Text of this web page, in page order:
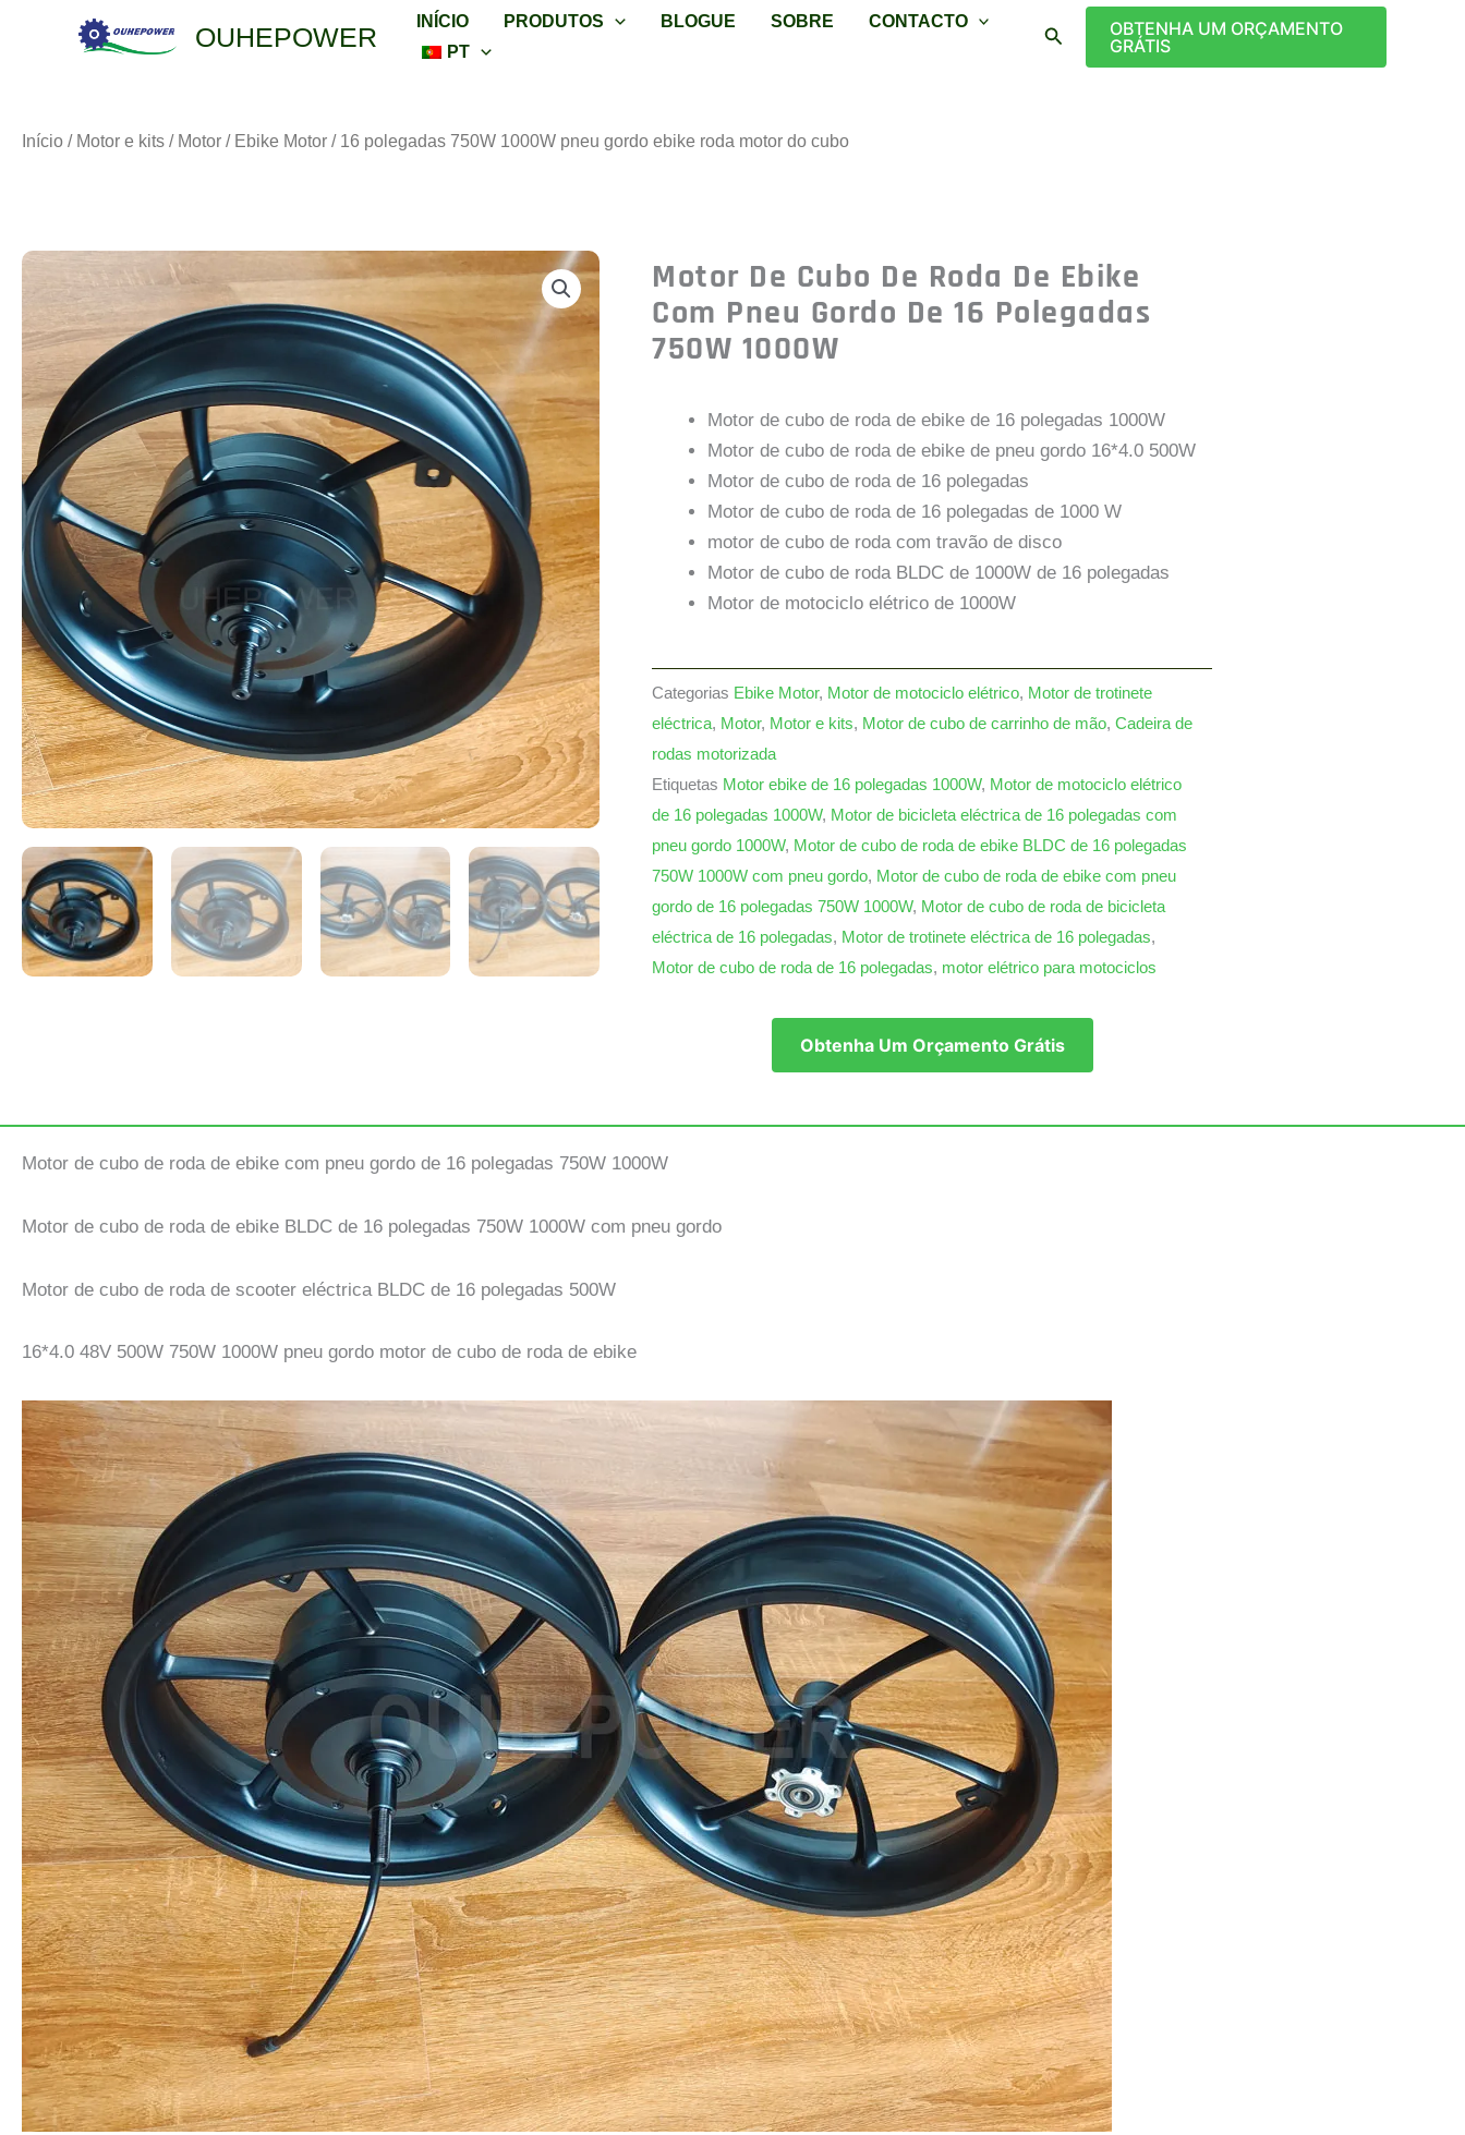
OUHEPOWER
INÍCIO PRODUTOS BLOGUE SOBRE
CONTACTO
PT
PesquisarOBTENHA UM ORÇAMENTO
GRÁTIS
Início / Motor e kits / Motor / Ebike Motor / 16 polegadas 750W 1000W pneu gordo ebike roda motor do cubo
Motor De Cubo De Roda De Ebike
Com Pneu Gordo De 16 Polegadas
750W 1000W
Motor de cubo de roda de ebike de 16 polegadas 1000W
Motor de cubo de roda de ebike de pneu gordo 16*4.0 500W
Motor de cubo de roda de 16 polegadas
Motor de cubo de roda de 16 polegadas de 1000 W
motor de cubo de roda com travão de disco
Motor de cubo de roda BLDC de 1000W de 16 polegadas
Motor de motociclo elétrico de 1000W
Categorias Ebike Motor, Motor de motociclo elétrico, Motor de trotinete
eléctrica, Motor, Motor e kits, Motor de cubo de carrinho de mão, Cadeira de
rodas motorizada
Etiquetas Motor ebike de 16 polegadas 1000W, Motor de motociclo elétrico
de 16 polegadas 1000W, Motor de bicicleta eléctrica de 16 polegadas com
pneu gordo 1000W, Motor de cubo de roda de ebike BLDC de 16 polegadas
750W 1000W com pneu gordo, Motor de cubo de roda de ebike com pneu
gordo de 16 polegadas 750W 1000W, Motor de cubo de roda de bicicleta
eléctrica de 16 polegadas, Motor de trotinete eléctrica de 16 polegadas,
Motor de cubo de roda de 16 polegadas, motor elétrico para motociclos
Obtenha Um Orçamento Grátis
Motor de cubo de roda de ebike com pneu gordo de 16 polegadas 750W 1000W
Motor de cubo de roda de ebike BLDC de 16 polegadas 750W 1000W com pneu gordo
Motor de cubo de roda de scooter eléctrica BLDC de 16 polegadas 500W
16*4.0 48V 500W 750W 1000W pneu gordo motor de cubo de roda de ebike